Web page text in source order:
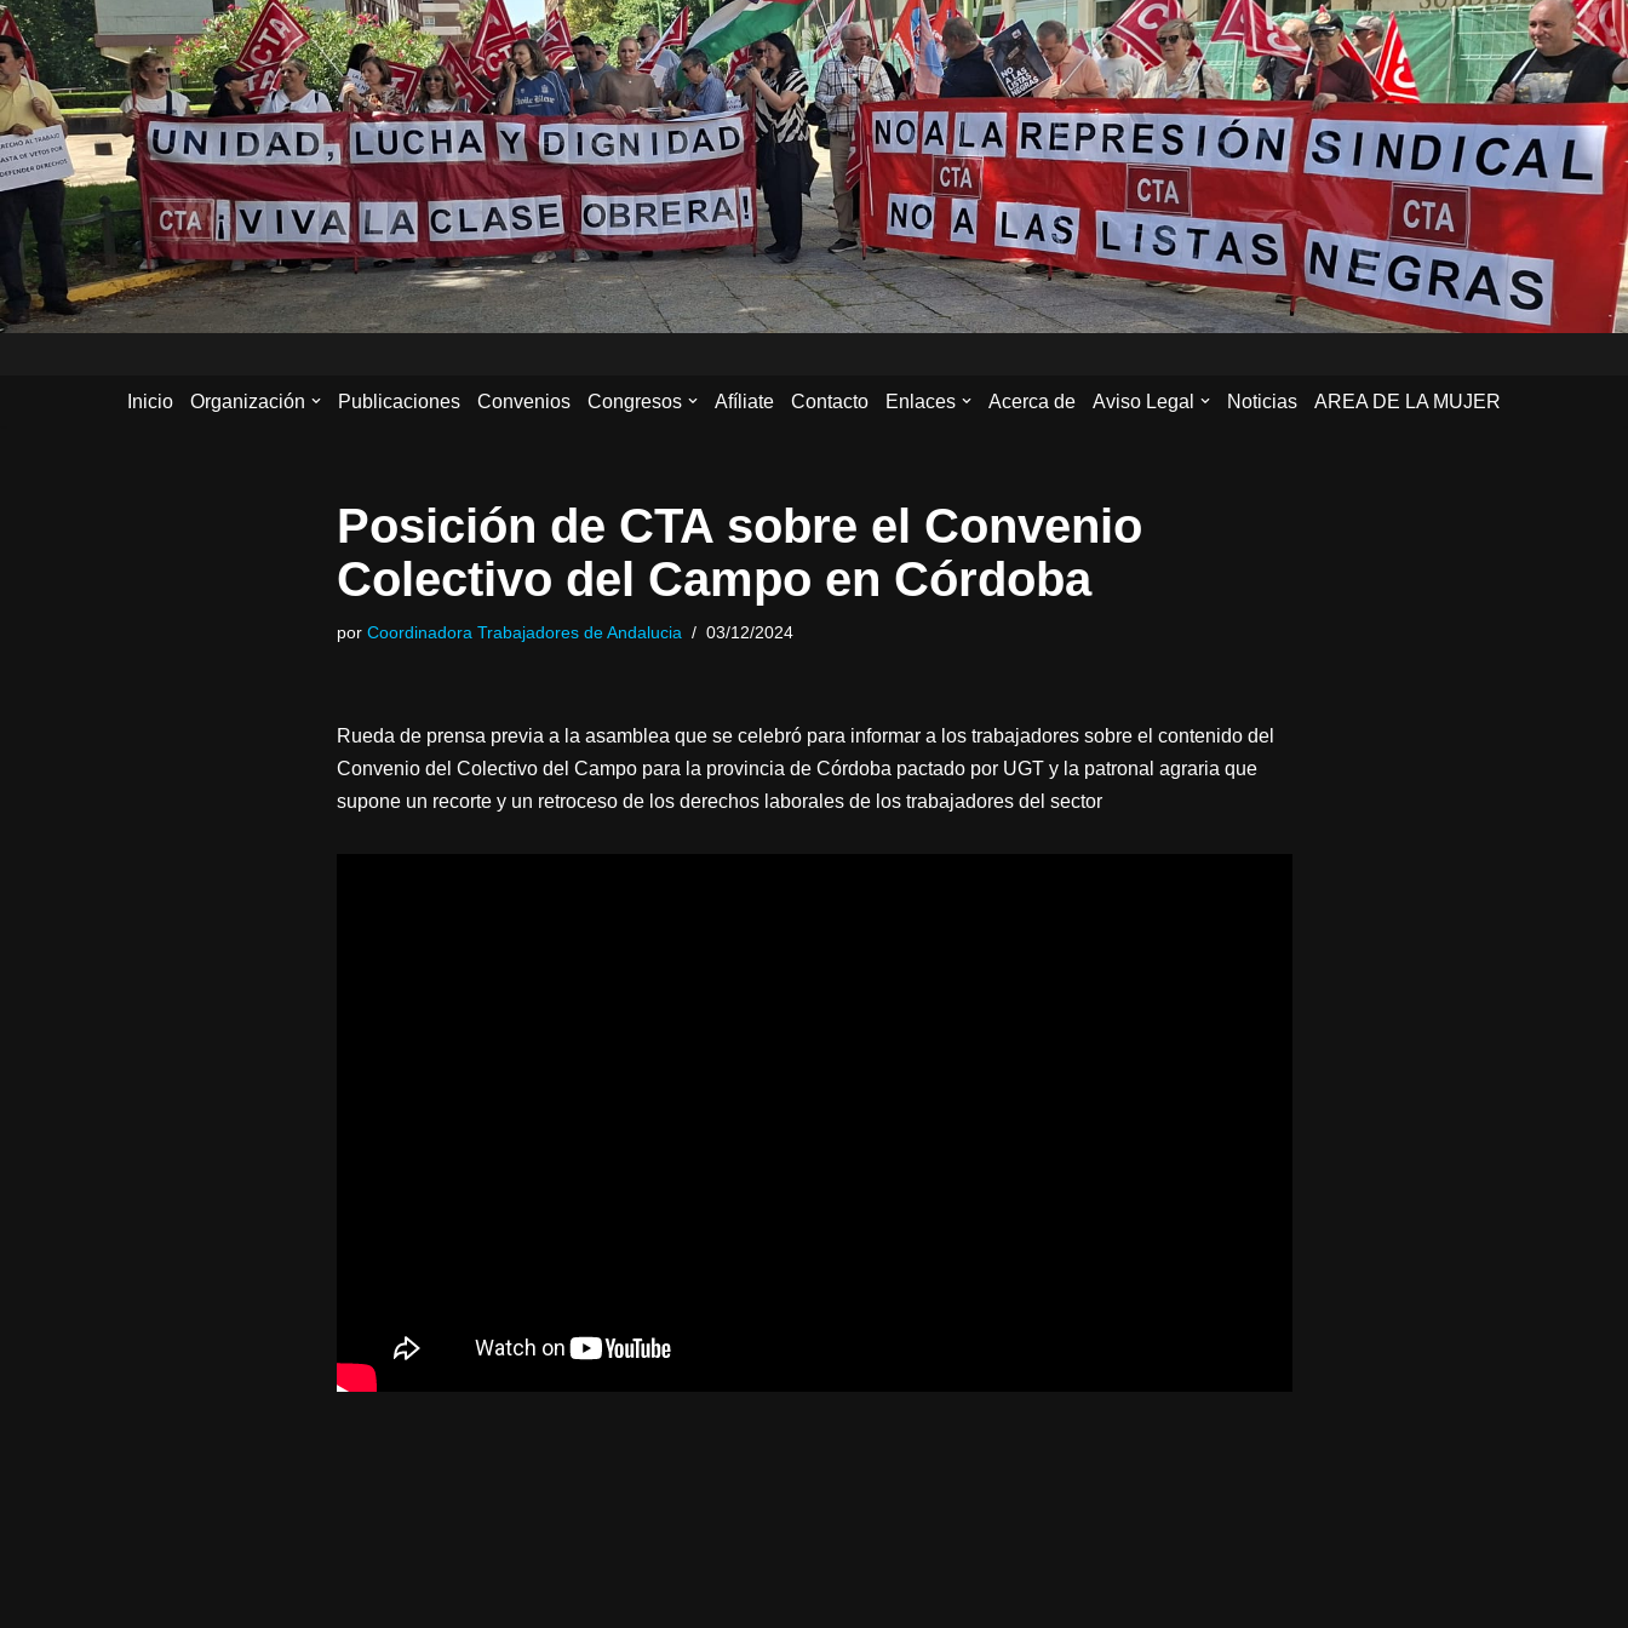
Saltar
al
contenido
Inicio Organización Publicaciones Convenios Congresos Afíliate Contacto Enlaces Acerca de Aviso Legal Noticias AREA DE LA MUJER
Posición de CTA sobre el Convenio
Colectivo del Campo en Córdoba
por Coordinadora Trabajadores de Andalucia 03/12/2024
Rueda de prensa previa a la asamblea que se celebró para informar a los trabajadores sobre el contenido del
Convenio del Colectivo del Campo para la provincia de Córdoba pactado por UGT y la patronal agraria que
supone un recorte y un retroceso de los derechos laborales de los trabajadores del sector